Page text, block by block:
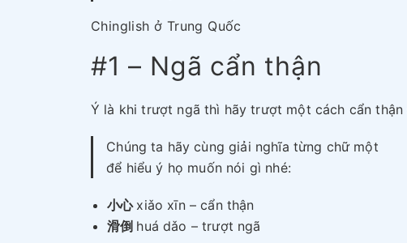
Chinglish ở Trung Quốc
#1 – Ngã cẩn thận
Ý là khi trượt ngã thì hãy trượt một cách cẩn thận
Chúng ta hãy cùng giải nghĩa từng chữ một
để hiểu ý họ muốn nói gì nhé:
小心 xiǎo xīn – cẩn thận
滑倒 huá dǎo – trượt ngã